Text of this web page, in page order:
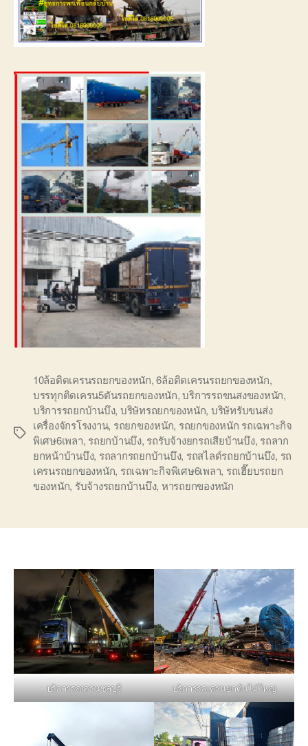
Tags
10ล้อติดเครนรถยกของหนัก,6ล้อติดเครนรถยกของหนัก,
บรรทุกติดเครน5ตันรถยกของหนัก,บริการรถขนสงของหนัก,
บริการรถยกบ้านบึง, บริษัทรถยกของหนัก, บริษัทรับขนส่ง
เครื่องจักรโรงงาน, รถยกของหนัก, รถยกของหนัก รถเฉพาะกิจ
พิเศษ6เพลา, รถยกบ้านบึง, รถรับจ้างยกรถเสียบ้านบึง, รถลาก
ยกหน้าบ้านบึง, รถลากรถยกบ้านบึง, รถสไลด์รถยกบ้านบึง, รถ
เครนรถยกของหนัก, รถเฉพาะกิจพิเศษ6เพลา, รถเฮี๊ยบรถยก
ของหนัก, รับจ้างรถยกบ้านบึง, หารถยกของหนัก
บริการรถเครนชลบุรี บริการรถเครนยกต้นไม้ใหญ่